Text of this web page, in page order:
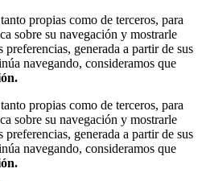
propias como de terceros, para
sobre su navegación y mostrarle
generada a partir de sus
navegando, consideramos que
propias como de terceros, para
sobre su navegación y mostrarle
generada a partir de sus
navegando, consideramos que